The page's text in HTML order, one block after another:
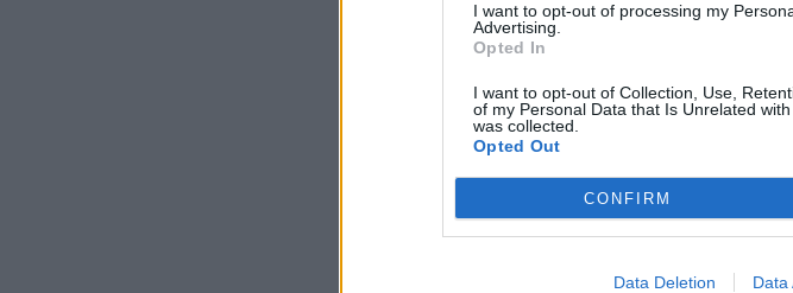
I want to opt-out of processing my
Advertising.
Opted In
I want to opt-out of Collection, Use,
of my Personal Data that Is Unrelated
was collected.
Opted Out
CONFIRM
Data Deletion Data